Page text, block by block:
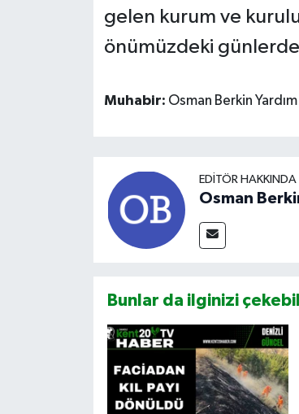
gelen kurum ve
önümüzdeki
Muhabir: Osman Berkin Yardım
EDITÖR HAKKINDA
Osman
Bunlar da ilginizi